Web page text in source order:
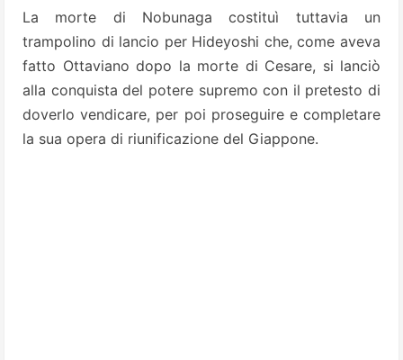
La morte di Nobunaga costituì tuttavia un
trampolino di lancio per Hideyoshi che, come aveva
fatto Ottaviano dopo la morte di Cesare, si lanciò
alla conquista del potere supremo con il pretesto di
doverlo vendicare, per poi proseguire e completare
la sua opera di riunificazione del Giappone.